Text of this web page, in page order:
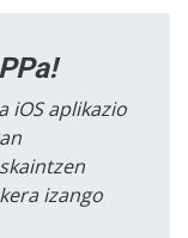
iOS aplikazio
izango